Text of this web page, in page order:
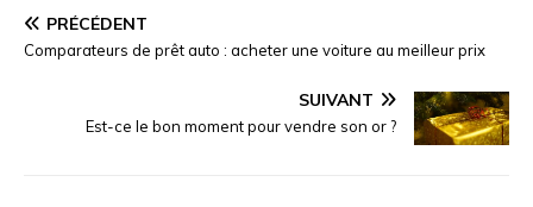
PRÉCÉDENT
Comparateurs de prêt auto : acheter une voiture au meilleur prix
SUIVANT
Est-ce le bon moment pour vendre son or ?